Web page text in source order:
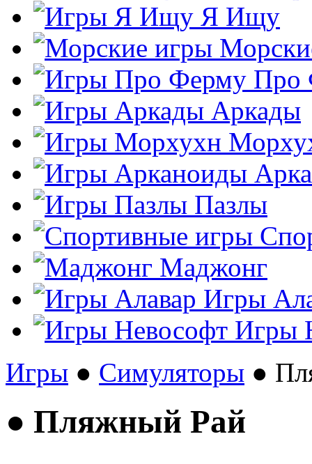
Я Ищу
Про
Аркады
Пазлы
Маджонг
Игры
Игры
Игры ● Симуляторы ●
● Пляжный Рай